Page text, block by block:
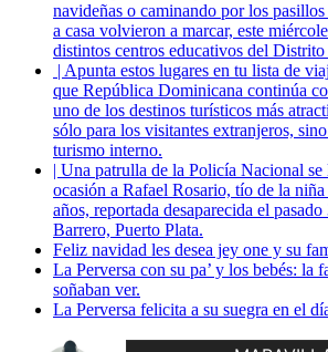
navideñas o caminando por los
a casa volvieron a marcar, este
distintos centros educativos del
| Apunta estos lugares en tu lista de
que República Dominicana continúa
uno de los destinos turísticos más
sólo para los visitantes extranjeros,
turismo interno.
| Una patrulla de la Policía Nacional se
ocasión a Rafael Rosario, tío de la
años, reportada desaparecida el
Barrero, Puerto Plata.
Feliz navidad les desea jey one y su
La Perversa con su pa’ y los bebés: la
soñaban ver.
La Perversa felicita a su suegra en el